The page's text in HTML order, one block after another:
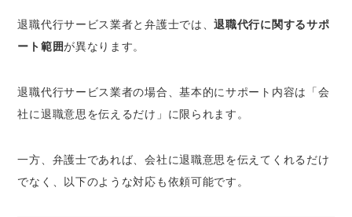
退職代行サービス業者と弁護士では、退職代行に関するサポ
ート範囲が異なります。
退職代行サービス業者の場合、基本的にサポート内容は「会
社に退職意思を伝えるだけ」に限られます。
一方、弁護士であれば、会社に退職意思を伝えてくれるだけ
でなく、以下のような対応も依頼可能です。